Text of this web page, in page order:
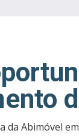
da Abimóvel